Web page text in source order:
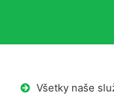
Všetky naše